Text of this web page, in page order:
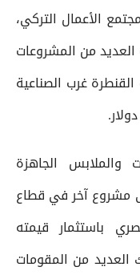
الأعمال التركي،
من المشروعات
بمنطقة القنطرة غرب الصناعية
والملابس الجاهزة
مشروع آخر في قطاع
باستثمار قيمته
العديد من المقومات